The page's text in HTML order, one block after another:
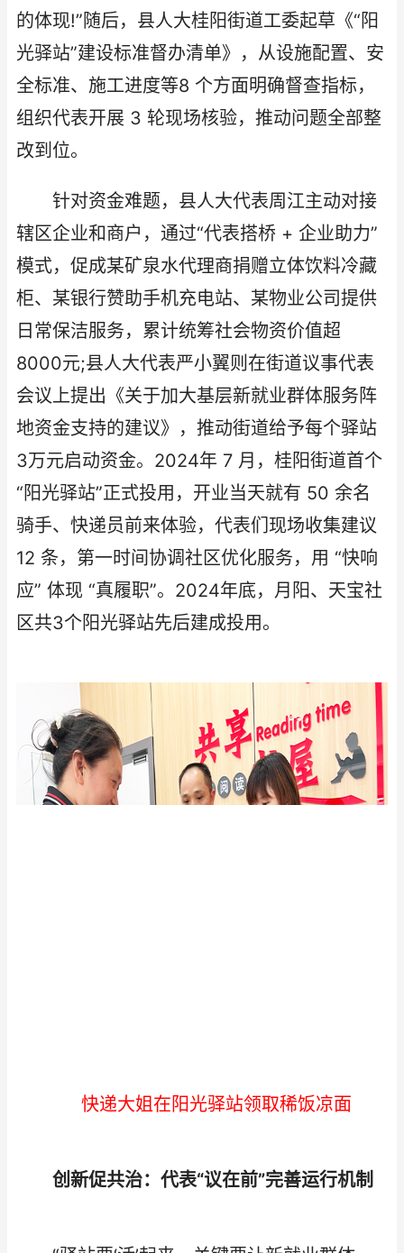
的体现!”随后，县人大桂阳街道工委起草《“阳
光驿站”建设标准督办清单》，从设施配置、安
全标准、施工进度等8 个方面明确督查指标，
组织代表开展 3 轮现场核验，推动问题全部整
改到位。
针对资金难题，县人大代表周江主动对接
辖区企业和商户，通过“代表搭桥 + 企业助力”
模式，促成某矿泉水代理商捐赠立体饮料冷藏
柜、某银行赞助手机充电站、某物业公司提供
日常保洁服务，累计统筹社会物资价值超
8000元;县人大代表严小翼则在街道议事代表
会议上提出《关于加大基层新就业群体服务阵
地资金支持的建议》，推动街道给予每个驿站
3万元启动资金。2024年 7 月，桂阳街道首个
“阳光驿站”正式投用，开业当天就有 50 余名
骑手、快递员前来体验，代表们现场收集建议
12 条，第一时间协调社区优化服务，用 “快响
应” 体现 “真履职”。2024年底，月阳、天宝社
区共3个阳光驿站先后建成投用。
快递大姐在阳光驿站领取稀饭凉面
创新促共治：代表“议在前”完善运行机制​